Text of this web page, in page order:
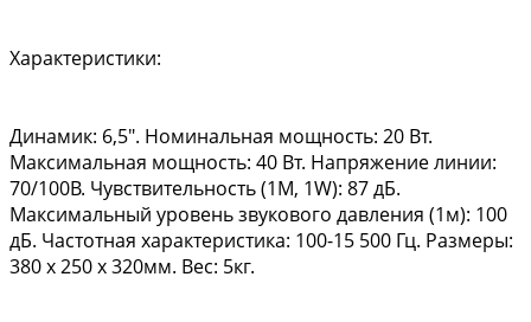
Характеристики:
Динамик: 6,5". Номинальная мощность: 20 Вт.
Максимальная мощность: 40 Вт. Напряжение линии:
70/100В. Чувствительность (1M, 1W): 87 дБ.
Максимальный уровень звукового давления (1м): 100
дБ. Частотная характеристика: 100-15 500 Гц. Размеры:
380 х 250 х 320мм. Вес: 5кг.